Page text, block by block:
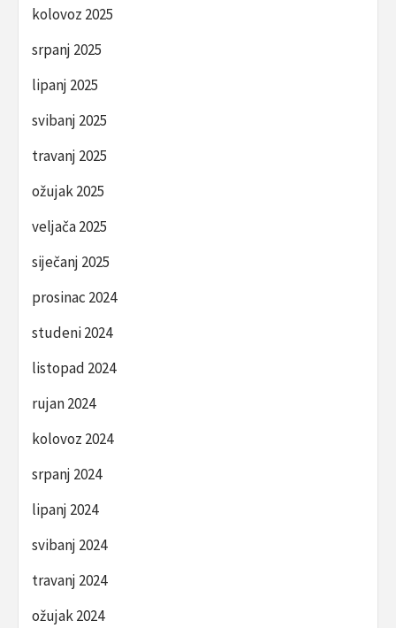
kolovoz 2025
srpanj 2025
lipanj 2025
svibanj 2025
travanj 2025
ožujak 2025
veljača 2025
siječanj 2025
prosinac 2024
studeni 2024
listopad 2024
rujan 2024
kolovoz 2024
srpanj 2024
lipanj 2024
svibanj 2024
travanj 2024
ožujak 2024